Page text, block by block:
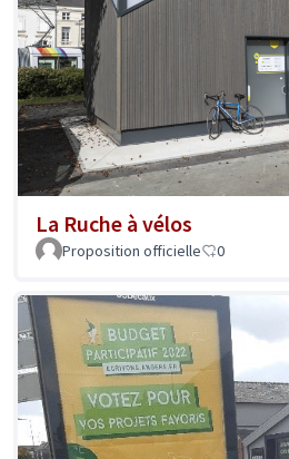
La Ruche à vélos
Proposition officielle 0